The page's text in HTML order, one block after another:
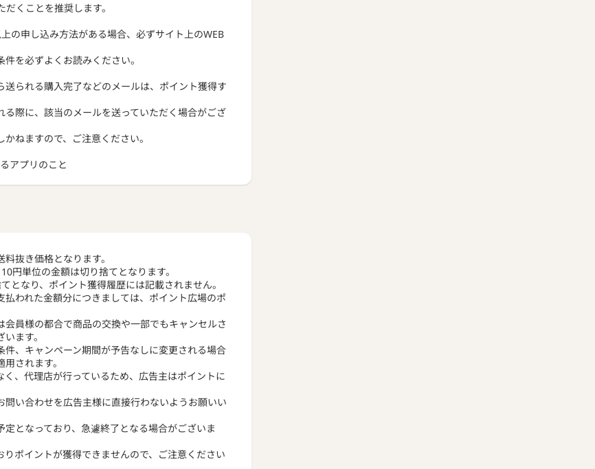
くことを推奨します。
の申し込み方法がある場合、必ずサイト上のWEB
を必ずよくお読みください。
られる購入完了などのメールは、ポイント獲得す
際に、該当のメールを送っていただく場合がござ
ねますので、ご注意ください。
アプリのこと
抜き価格となります。
円単位の金額は切り捨てとなります。
となり、ポイント獲得履歴には記載されません。
われた金額分につきましては、ポイント広場のポ
員様の都合で商品の交換や一部でもキャンセルさ
ます。
、キャンペーン期間が予告なしに変更される場合
されます。
、代理店が行っているため、広告主はポイントに
い合わせを広告主様に直接行わないようお願いい
となっており、急遽終了となる場合がございま
ポイントが獲得できませんので、ご注意ください